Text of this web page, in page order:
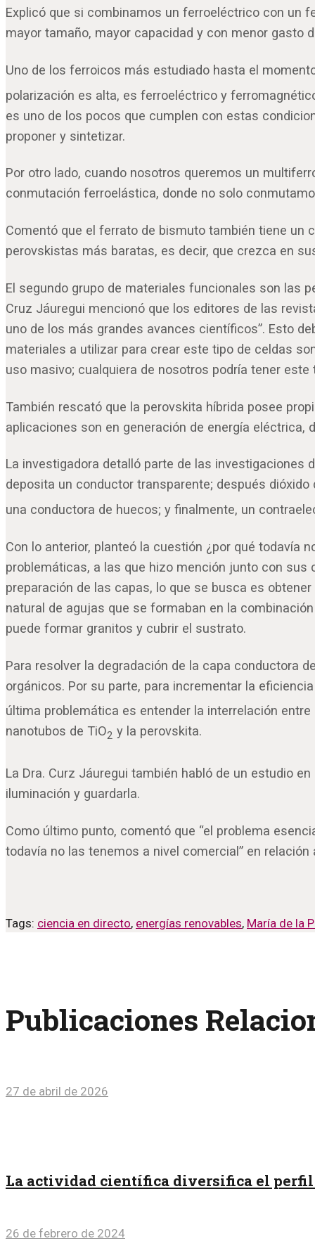
Explicó que si combinamos un ferroeléctrico con un
mayor tamaño, mayor capacidad y con menor gasto
Uno de los ferroicos más estudiado hasta el
polarización es alta, es ferroeléctrico y
es uno de los pocos que cumplen con estas
proponer y sintetizar.
Por otro lado, cuando nosotros queremos un
conmutación ferroelástica, donde no solo
Comentó que el ferrato de bismuto también tiene
perovskistas más baratas, es decir, que crezca en
El segundo grupo de materiales funcionales son las
Cruz Jáuregui mencionó que los editores de las
uno de los más grandes avances científicos”. Esto
materiales a utilizar para crear este tipo de celdas
uso masivo; cualquiera de nosotros podría tener
También rescató que la perovskita híbrida posee
aplicaciones son en generación de energía
La investigadora detalló parte de las investigaciones
deposita un conductor transparente; después dióxido
una conductora de huecos; y finalmente, un
Con lo anterior, planteó la cuestión ¿por qué todavía
problemáticas, a las que hizo mención junto con
preparación de las capas, lo que se busca es
natural de agujas que se formaban en la
puede formar granitos y cubrir el sustrato.
Para resolver la degradación de la capa conductora
orgánicos. Por su parte, para incrementar la
última problemática es entender la interrelación
nanotubos de TiO2 y la perovskita.
La Dra. Curz Jáuregui también habló de un estudio
iluminación y guardarla.
Como último punto, comentó que “el problema
todavía no las tenemos a nivel comercial” en
Tags: ciencia en directo, energías renovables, María de la
Publicaciones
27 de abril de 2026
La actividad científica diversifica el
26 de febrero de 2024